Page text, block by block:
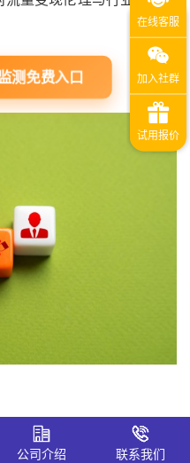
测免费入口
公司介绍 联系我们